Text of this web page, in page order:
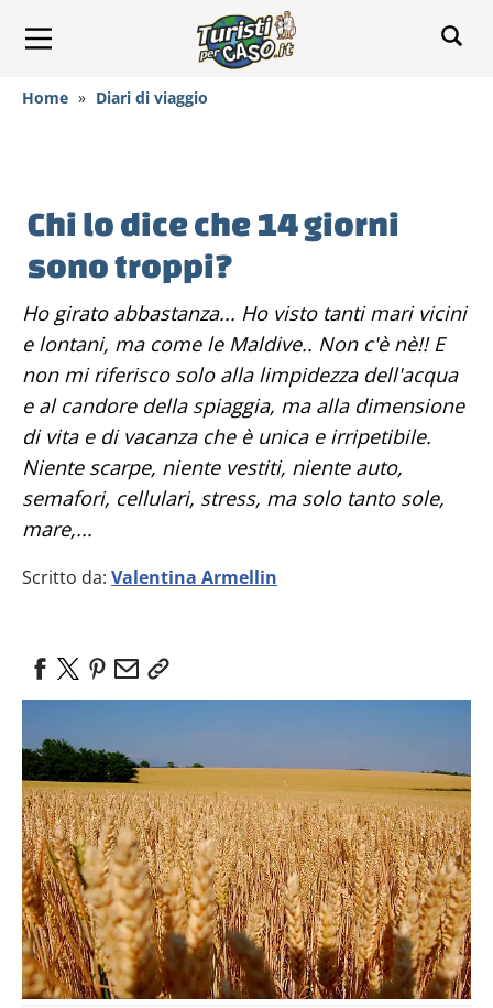
Home » Diari di viaggio
Chi lo dice che 14 giorni
sono troppi?
Ho girato abbastanza... Ho visto tanti mari vicini
e lontani, ma come le Maldive.. Non c'è nè!! E
non mi riferisco solo alla limpidezza dell'acqua
e al candore della spiaggia, ma alla dimensione
di vita e di vacanza che è unica e irripetibile.
Niente scarpe, niente vestiti, niente auto,
semafori, cellulari, stress, ma solo tanto sole,
mare,...
Scritto da: Valentina Armellin